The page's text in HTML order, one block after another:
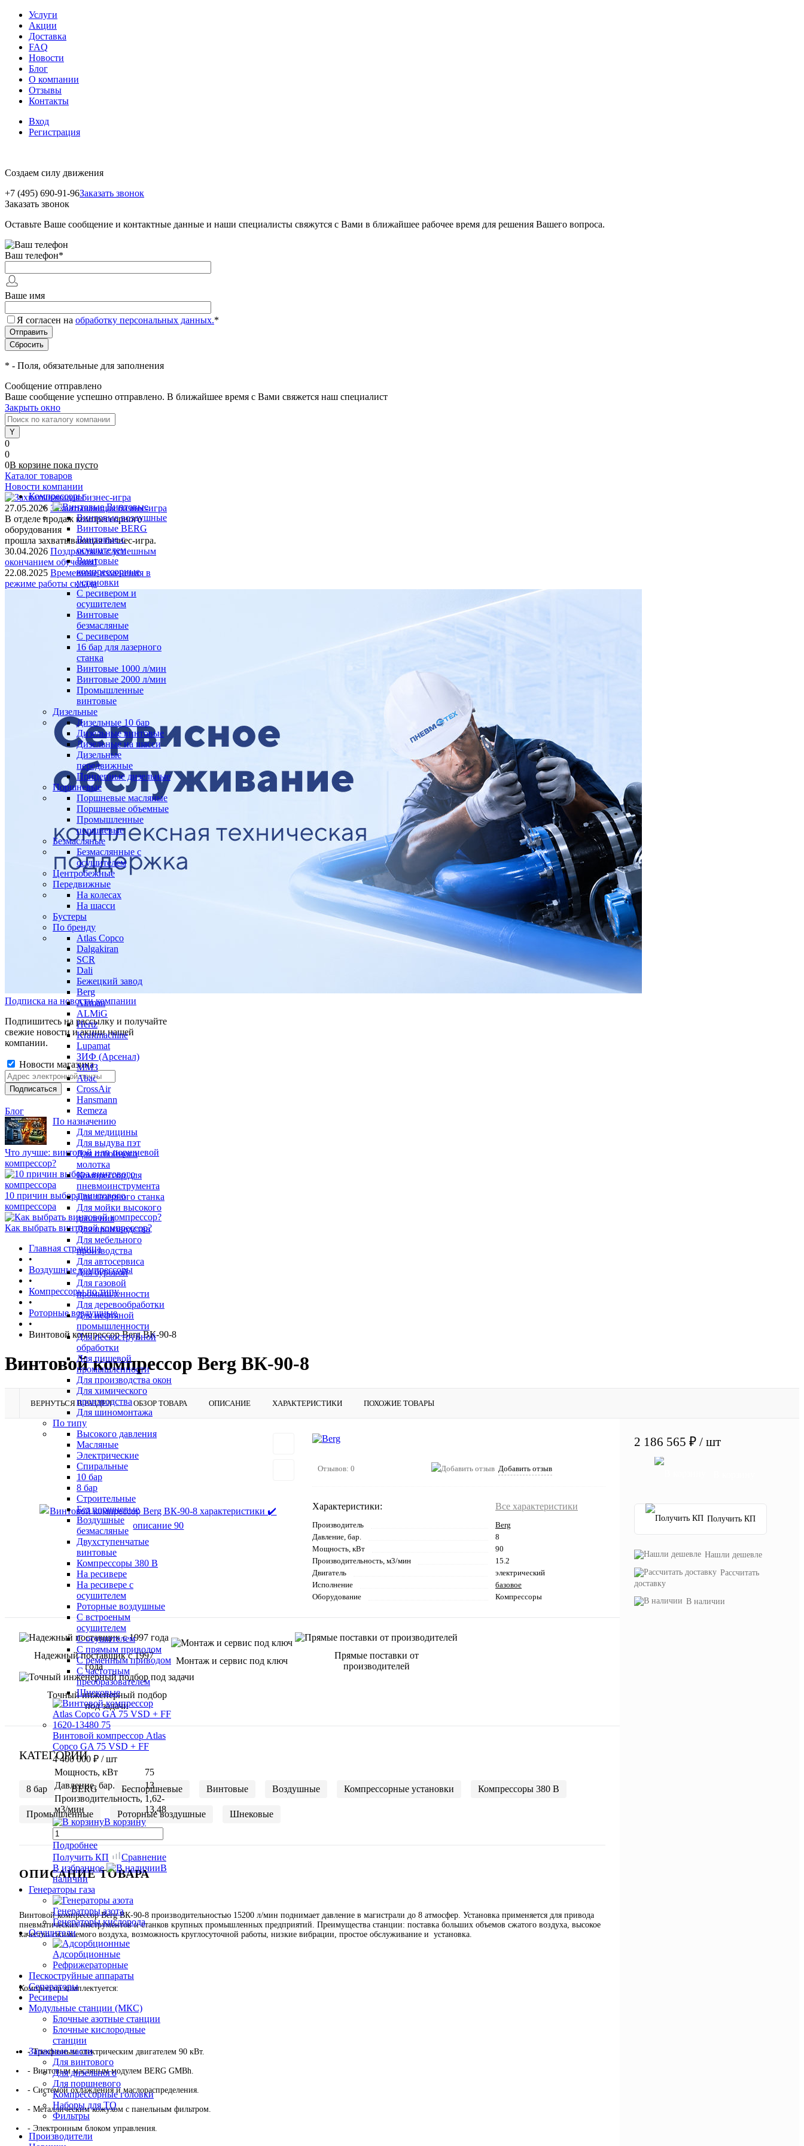
Услуги
Акции
Доставка
FAQ
Новости
Блог
О компании
Отзывы
Контакты
Вход
Регистрация
Создаем силу движения
+7 (495) 690-91-96Заказать звонок
Заказать звонок
Оставьте Ваше сообщение и контактные данные и наши специалисты свяжутся с Вами в ближайшее рабочее время для решения Вашего вопроса.
Ваш телефон*
Ваше имя
Я согласен на обработку персональных данных.*
* - Поля, обязательные для заполнения
Сообщение отправлено
Ваше сообщение успешно отправлено. В ближайшее время с Вами свяжется наш специалист
Закрыть окно
0
0
0В корзине пока пусто
Каталог товаров
Компрессоры
Винтовые
Винтовые воздушные
Винтовые BERG
Винтовые с
осушителем
Винтовые
компрессорные
установки
C ресивером и
осушителем
Винтовые
безмасляные
C ресивером
16 бар для лазерного
станка
Винтовые 1000 л/мин
Винтовые 2000 л/мин
Промышленные
винтовые
Дизельные
Дизельные 10 бар
Дизельные винтовые
Дизельные на шасси
Дизельные
передвижные
Прицепные дизельные
Поршневые
Поршневые масляные
Поршневые объемные
Промышленные
поршневые
Безмасляные
Безмаслянные с
осушителем
Центробежные
Передвижные
На колесах
На шасси
Бустеры
По бренду
Atlas Copco
Dalgakiran
SCR
Dali
Бежецкий завод
Berg
Airman
ALMiG
Hertz
Kraftmachine
Lupamat
ЗИФ (Арсенал)
ММЗ
Abac
CrossAir
Hansmann
Remeza
По назначению
Для медицины
Для выдува пэт
Для отбойного
молотка
Компрессор для
пневмоинструмента
Для лазерного станка
Для мойки высокого
давления
Для производства
Для мебельного
производства
Для автосервиса
Для буровой
Для газовой
промышленности
Для деревообработки
Для нефтяной
промышленности
Для пескоструйной
обработки
Для пищевой
промышленности
Для производства окон
Для химического
производства
Для шиномонтажа
По типу
Высокого давления
Масляные
Электрические
Спиральные
10 бар
8 бар
Cтроительные
Без поршневые
Воздушные
безмасляные
Двухступенчатые
винтовые
Компрессоры 380 В
На ресивере
На ресивере с
осушителем
Роторные воздушные
С встроеным
осушителем
С осушителем
С прямым приводом
С ременным приводом
С частотным
преобразователем
Шнековые
Винтовой компрессор Atlas
Copco GA 75 VSD + FF
4 400 000 ₽ / шт
Мощность, кВт
75
Давление, бар.
13
Производительность,
м3/мин
1,62-
13,48
В корзину
Подробнее
Получить КП
Сравнение
В избранное
В
наличии
Генераторы газа
Генераторы азота
Генераторы кислорода
Осушители
Адсорбционные
Рефрижераторные
Пескоструйные аппараты
Сепараторы
Ресиверы
Модульные станции (МКС)
Блочные азотные станции
Блочные кислородные
станции
Запасные части
Для винтового
Для дизельного
Для поршневого
Компрессорные головки
Наборы для ТО
Фильтры
Производители
Новости компании
27.05.2026 Захватывающая бизнес-игра
В отделе продаж компрессорного
оборудования
прошла захватывающая бизнес-игра.
30.04.2026 Поздравляем с успешным
окончанием обучения!
22.08.2025 Временные изменения в
режиме работы склада
Подписка на новости компании
Подпишитесь на рассылку и получайте
свежие новости и акции нашей
компании.
Новости магазина
Блог
Что лучше: винтовой или поршневой
компрессор?
10 причин выбора винтового
компрессора
Как выбрать винтовой компрессор?
Главная страница
•
Воздушные компрессоры
•
Компрессоры по типу
•
Роторные воздушные
•
Винтовой компрессор Berg ВК-90-8
Винтовой компрессор Berg ВК-90-8
ВЕРНУТЬСЯ В РАЗДЕЛ ОБЗОР ТОВАРА ОПИСАНИЕ ХАРАКТЕРИСТИКИ ПОХОЖИЕ ТОВАРЫ
Отзывов: 0 Добавить отзыв
Характеристики: Все характеристики
Производитель
Berg
Давление, бар.
8
Мощность, кВт
90
Производительность, м3/мин
15.2
Двигатель
электрический
Исполнение
базовое
Оборудование
Компрессоры
Надежный поставщик с 1997
года
Монтаж и сервис под ключ
Прямые поставки от
производителей
Точный инженерный подбор
под задачи
КАТЕГОРИИ
8 бар BERG Беспоршневые Винтовые Воздушные Компрессорные установки Компрессоры 380 В
Промышленные Роторные воздушные Шнековые
ОПИСАНИЕ ТОВАРА
Винтовой компрессор Berg ВК-90-8 производительностью 15200 л/мин поднимает давление в магистрали до 8 атмосфер. Установка применяется для привода
пневматических инструментов и станков крупных промышленных предприятий. Преимущества станции: поставка больших объемов сжатого воздуха, высокое
качество сжимаемого воздуха, возможность круглосуточной работы, низкие вибрации, простое обслуживание и установка.
Компрессор комплектуется:
- Трехфазным электрическим двигателем 90 кВт.
- Винтовым масляным модулем BERG GMBh.
- Системой охлаждения и маслораспределения.
- Металлическим кожухом с панельным фильтром.
- Электронным блоком управления.
2 186 565 ₽ / шт
Получить КП
Нашли дешевле
Рассчитать
доставку
В наличии